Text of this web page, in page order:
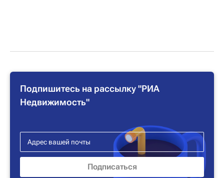
Подпишитесь на рассылку "РИА
Недвижимость"